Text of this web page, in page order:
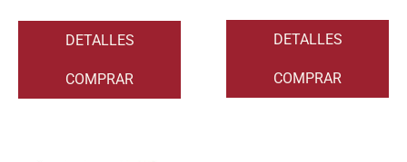
DETALLES
COMPRAR
DETALLES
COMPRAR